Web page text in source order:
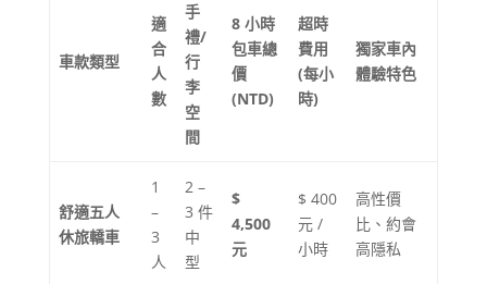
車款類型
適
合
人
數
手
禮/
行
李
空
間
8 小時
包車總
價
(NTD)
超時
費用
(每小
時)
獨家車內
體驗特色
舒適五人
休旅轎車
1
–
3
人
2 –
3 件
中
型
$
4,500
元
$ 400
元 /
小時
高性價
比、約會
高隱私